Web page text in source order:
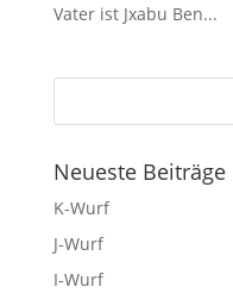
Vater ist Jxabu Ben...
Neueste Beiträge
K-Wurf
J-Wurf
I-Wurf